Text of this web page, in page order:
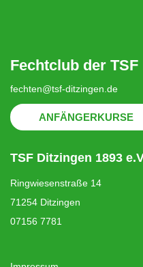
Fechtclub der
fechten@tsf-ditzingen.de
ANFÄNGERKURSE
TSF Ditzingen 1893
Ringwiesenstraße 14
71254 Ditzingen
07156 7781